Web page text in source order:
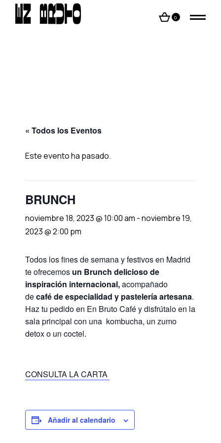
content
0
« Todos los Eventos
Este evento ha pasado.
BRUNCH
noviembre 18, 2023 @ 10:00 am -noviembre 19,
2023 @ 2:00 pm
Todos los fines de semana y festivos en Madrid
te ofrecemos un Brunch delicioso de
inspiración internacional,acompañado
decafé de especialidad y pastelería artesana.
Haz tu pedido en En Bruto Café y disfrútalo en la
sala principal con una kombucha, un zumo
detox o un coctel.
CONSULTA LA CARTA
Añadir al calendario